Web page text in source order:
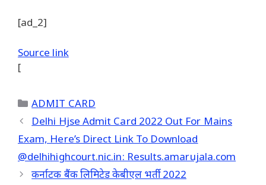
[ad_2]
Source link
[
Categories
ADMIT CARD
Delhi Hjse Admit Card 2022 Out For Mains
Exam, Here’s Direct Link To Download
@delhihighcourt.nic.in: Results.amarujala.com
कर्नाटक बैंक लिमिटेड केबीएल भर्ती 2022